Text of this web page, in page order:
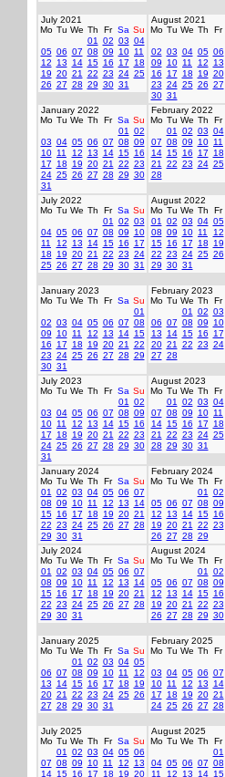
July 2021
Mo Tu We Th Fr Sa Su
01
02 03 04
05 06 07 08 09 10 11
12
13 14 15 16 17
18
19 20 21 22 23 24 25
26 27 28 29 30 31
August 2021
Mo Tu We Th Fr
02 03 04 05 06
09
10 11 12 13
16
17 18 19 20
23 24 25 26 27
30 31
January 2022
Mo Tu We Th Fr Sa Su
01
02
03 04 05 06 07 08 09
10 11 12 13 14 15 16
17
18 19 20 21 22 23
24 25 26 27 28 29 30
31
February 2022
Mo Tu We Th Fr
01
02 03 04
07 08 09 10 11
14 15 16 17 18
21
22 23 24 25
28
July 2022
Mo Tu We Th Fr Sa Su
01
02 03
04 05 06 07 08 09
10
11
12 13 14 15 16
17
18
19 20 21 22 23 24
25 26 27 28 29 30 31
August 2022
Mo Tu We Th Fr
01
02 03 04 05
08 09 10 11 12
15 16 17 18 19
22 23 24 25 26
29 30 31
January 2023
Mo Tu We Th Fr Sa Su
01
02 03 04 05 06 07 08
09
10 11 12 13 14 15
16
17 18 19 20 21
22
23 24 25 26 27 28 29
30 31
February 2023
Mo Tu We Th Fr
01
02 03
06 07 08 09 10
13
14 15 16 17
20 21 22 23 24
27 28
July 2023
Mo Tu We Th Fr Sa Su
01
02
03 04 05 06 07 08 09
10 11 12 13 14 15 16
17
18 19 20 21 22 23
24 25 26 27 28 29 30
31
August 2023
Mo Tu We Th Fr
01
02 03 04
07 08 09 10 11
14 15 16 17 18
21
22 23 24 25
28 29 30 31
January 2024
Mo Tu We Th Fr Sa Su
01
02 03 04 05 06 07
08 09 10 11 12 13
14
15 16 17 18 19 20 21
22 23 24 25 26 27 28
29 30 31
February 2024
Mo Tu We Th Fr
01
02
05 06 07 08 09
12
13 14 15 16
19 20 21 22 23
26 27 28 29
July 2024
Mo Tu We Th Fr Sa Su
01
02 03 04 05 06 07
08 09 10 11 12 13
14
15 16 17 18 19 20 21
22 23 24 25 26 27 28
29 30 31
August 2024
Mo Tu We Th Fr
01
02
05 06 07 08 09
12
13 14 15 16
19 20 21 22 23
26 27 28 29 30
January 2025
Mo Tu We Th Fr Sa Su
01
02 03 04 05
06 07 08 09 10 11
12
13
14 15 16 17 18
19
20 21 22 23 24 25 26
27 28 29 30 31
February 2025
Mo Tu We Th Fr
03 04 05 06 07
10 11 12 13 14
17
18 19 20 21
24 25 26 27 28
July 2025
Mo Tu We Th Fr Sa Su
01
02 03 04 05 06
07 08 09 10 11 12
13
14 15 16 17 18 19 20
August 2025
Mo Tu We Th Fr
01
04 05 06 07 08
11
12 13 14 15